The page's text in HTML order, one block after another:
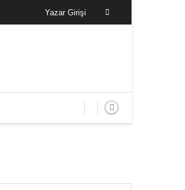
Yazar Girişi